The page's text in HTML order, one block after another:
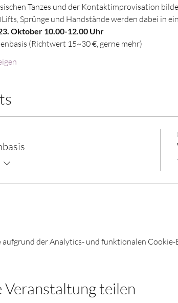
Tanzes und der Kontaktimprovisation
Sprünge und Handstände werden dabei in
Oktober 10.00-12.00 Uhr
(Richtwert 15~30 €, gerne mehr)
aufgrund der Analytics- und funktionalen
Veranstaltung teilen